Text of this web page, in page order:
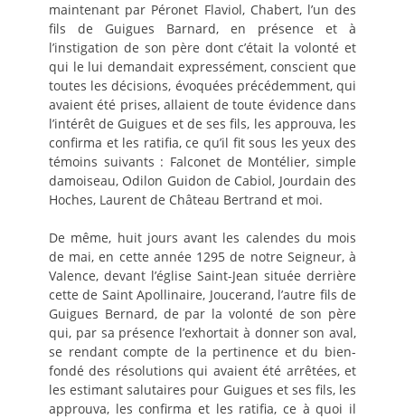
maintenant par Péronet Flaviol, Chabert, l’un des
fils de Guigues Barnard, en présence et à
l’instigation de son père dont c’était la volonté et
qui le lui demandait expressément, conscient que
toutes les décisions, évoquées précédemment, qui
avaient été prises, allaient de toute évidence dans
l’intérêt de Guigues et de ses fils, les approuva, les
confirma et les ratifia, ce qu’il fit sous les yeux des
témoins suivants : Falconet de Montélier, simple
damoiseau, Odilon Guidon de Cabiol, Jourdain des
Hoches, Laurent de Château Bertrand et moi.
De même, huit jours avant les calendes du mois
de mai, en cette année 1295 de notre Seigneur, à
Valence, devant l’église Saint-Jean située derrière
cette de Saint Apollinaire, Joucerand, l’autre fils de
Guigues Bernard, de par la volonté de son père
qui, par sa présence l’exhortait à donner son aval,
se rendant compte de la pertinence et du bien-
fondé des résolutions qui avaient été arrêtées, et
les estimant salutaires pour Guigues et ses fils, les
approuva, les confirma et les ratifia, ce à quoi il